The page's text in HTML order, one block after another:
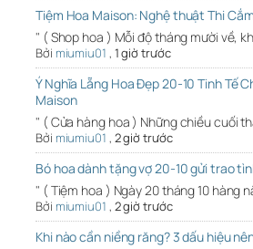
Tiệm Hoa Maison: Nghệ thuật Thi
" ( Shop hoa ) Mỗi độ tháng mười về,
Bởi miumiu01 , 1 giờ trước
Ý Nghĩa Lẵng Hoa Đẹp 20-10 Tinh Tế
Maison
" ( Cửa hàng hoa ) Những chiều cuối
Bởi miumiu01 , 2 giờ trước
Bó hoa dành tặng vợ 20-10 gửi trao
" ( Tiệm hoa ) Ngày 20 tháng 10 hàng
Bởi miumiu01 , 2 giờ trước
Khi nào cần niềng răng? 3 dấu hiệu